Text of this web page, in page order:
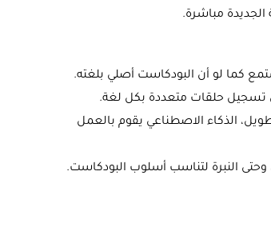
مباشرة.
كما لو أن البودكاست أصلي بلغته.
تسجيل حلقات متعددة بكل لغة.
الذكاء الاصطناعي يقوم بالعمل
وحتى النبرة لتناسب أسلوب البودكاست.